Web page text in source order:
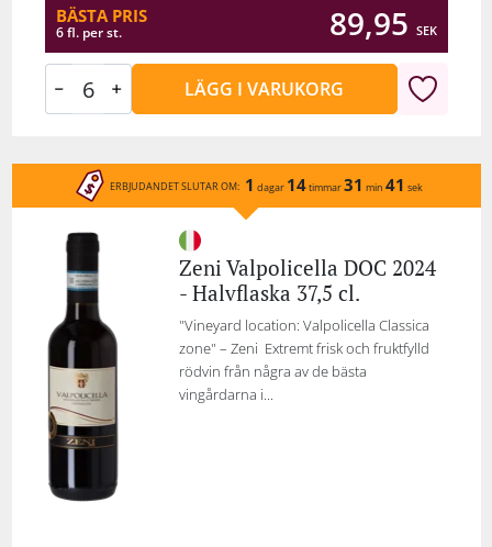
BÄSTA PRIS
6 fl. per st. 89,95 SEK
LÄGG I VARUKORG
ERBJUDANDET SLUTAR OM: 1 dagar 14timmar31 min 41 sek
Zeni Valpolicella DOC 2024
- Halvflaska 37,5 cl.
"Vineyard location: Valpolicella Classica
zone" – Zeni Extremt frisk och fruktfylld
rödvin från några av de bästa
vingårdarna i...